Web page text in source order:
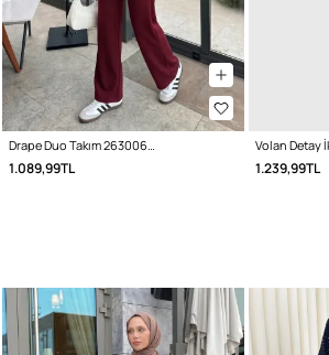
Drape Duo Takım 263006 - BORDO
1.089,99TL 1.239,99TL